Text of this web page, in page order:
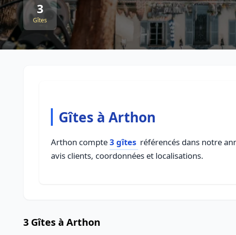
3
Gîtes
Gîtes à Arthon
Arthon compte3 gîtes référencés dans notre
avis clients, coordonnées et localisations.
3 Gîtes à Arthon